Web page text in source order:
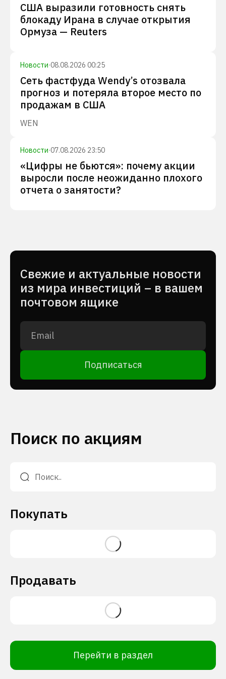
США выразили готовность снять
блокаду Ирана в случае открытия
Ормуза — Reuters
Новости·08.08.2026 00:25
Сеть фастфуда Wendy’s отозвала
прогноз и потеряла второе место по
продажам в США
WEN
Новости·07.08.2026 23:50
«Цифры не бьются»: почему акции
выросли после неожиданно плохого
отчета о занятости?
Cвежие и актуальные новости
из мира инвестиций – в вашем
почтовом ящике
Подписаться
Поиск по акциям
Покупать
Продавать
Перейти в раздел